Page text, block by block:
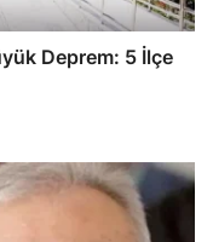
Deprem: 5 İlçe